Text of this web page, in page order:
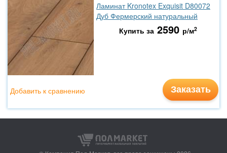
Ламинат Kronotex Exquisit D80072
Дуб Фермерский натуральный
Купить за 2590 р/м2
Заказать
Добавить к сравнению